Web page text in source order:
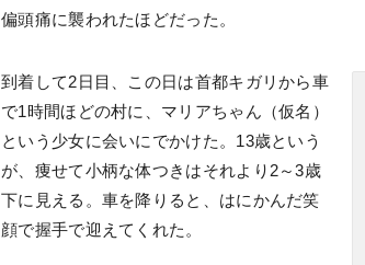
偏頭痛に襲われたほどだった。
到着して2日目、この日は首都キガリから車
で1時間ほどの村に、マリアちゃん（仮名）
という少女に会いにでかけた。13歳という
が、痩せて小柄な体つきはそれより2～3歳
下に見える。車を降りると、はにかんだ笑
顔で握手で迎えてくれた。